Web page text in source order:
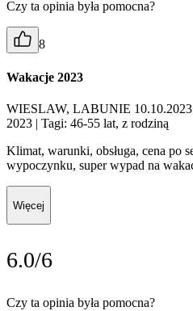
Czy ta opinia była pomocna?
8
Wakacje 2023
WIESLAW, LABUNIE 10.10.2023
2023 | Tagi: 46-55 lat, z rodziną
Klimat, warunki, obsługa, cena po
wypoczynku, super wypad na
Więcej
6.0/6
Czy ta opinia była pomocna?